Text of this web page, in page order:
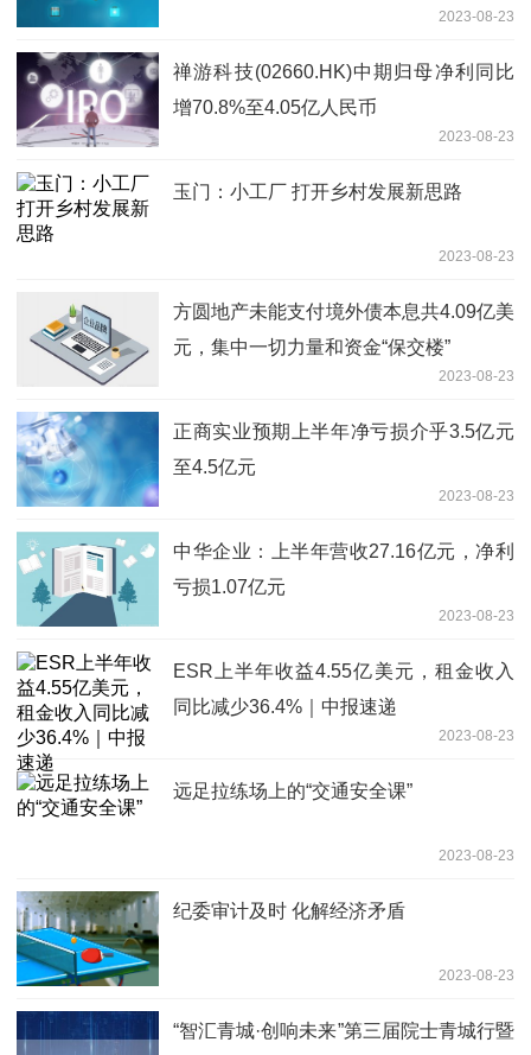
2023-08-23
禅游科技(02660.HK)中期归母净利同比
增70.8%至4.05亿人民币
2023-08-23
玉门：小工厂 打开乡村发展新思路
2023-08-23
方圆地产未能支付境外债本息共4.09亿美
元，集中一切力量和资金“保交楼”
2023-08-23
正商实业预期上半年净亏损介乎3.5亿元
至4.5亿元
2023-08-23
中华企业：上半年营收27.16亿元，净利
亏损1.07亿元
2023-08-23
ESR上半年收益4.55亿美元，租金收入
同比减少36.4%｜中报速递
2023-08-23
远足拉练场上的“交通安全课”
2023-08-23
纪委审计及时 化解经济矛盾
2023-08-23
“智汇青城·创响未来”第三届院士青城行暨